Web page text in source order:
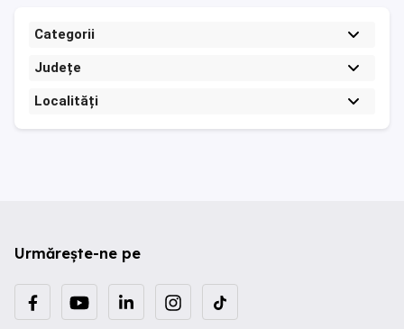
Categorii
Județe
Localități
Urmărește-ne pe